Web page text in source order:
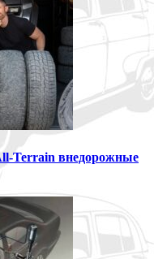
Terrain внедорожные